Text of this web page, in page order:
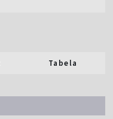
Tabela